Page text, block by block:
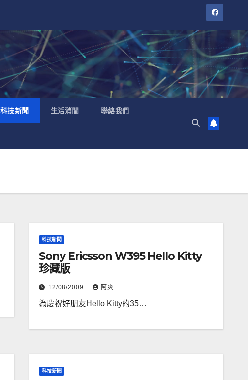
科技新聞 生活消閒 聯絡我們
科技新聞
Sony Ericsson W395 Hello Kitty
珍藏版
12/08/2009 阿爽
為慶祝好朋友Hello Kitty的35…
科技新聞